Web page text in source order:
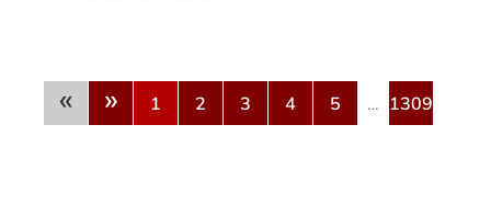
« » 1 2 3 4 5 … 1309